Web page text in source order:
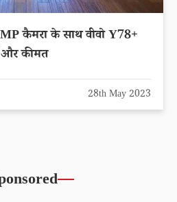
कैमरा के साथ वीवो Y78+
और कीमत
28th May 2023